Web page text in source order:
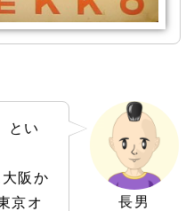
長男
とい
阪か
京オ